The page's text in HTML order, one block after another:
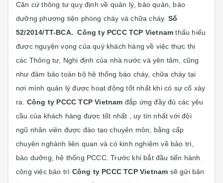
Căn cứ thông tư quy định về quản lý, bảo quản, bảo
dưỡng phương tiện phòng cháy và chữa cháy. Số
52/2014/TT-BCA. Công ty PCCC TCP Vietnam thấu hiểu
được nguyện vọng của quý khách hàng về việc thực thi
các Thông tư, Nghi định của nhà nước và yên tâm, cũng
như đảm bảo toàn bộ hệ thống báo cháy, chữa cháy tại
nơi mình quản lý được hoạt động tốt nhất khi có sự cố xảy
ra. Công ty PCCC TCP Vietnam đắp ứng đầy đủ các yêu
cầu của khách hàng được tốt nhất , uy tín nhất với đội
ngũ nhân viên được đào tạo chuyên môn, bằng cấp
chuyên nghành liên quan và có kinh nghiệm về bảo trì,
bảo dưỡng, hệ thống PCCC. Trước khi bắt đầu tiến hành
công việc bảo trì Công ty PCCC TCP Vietnam sẽ gửi bản